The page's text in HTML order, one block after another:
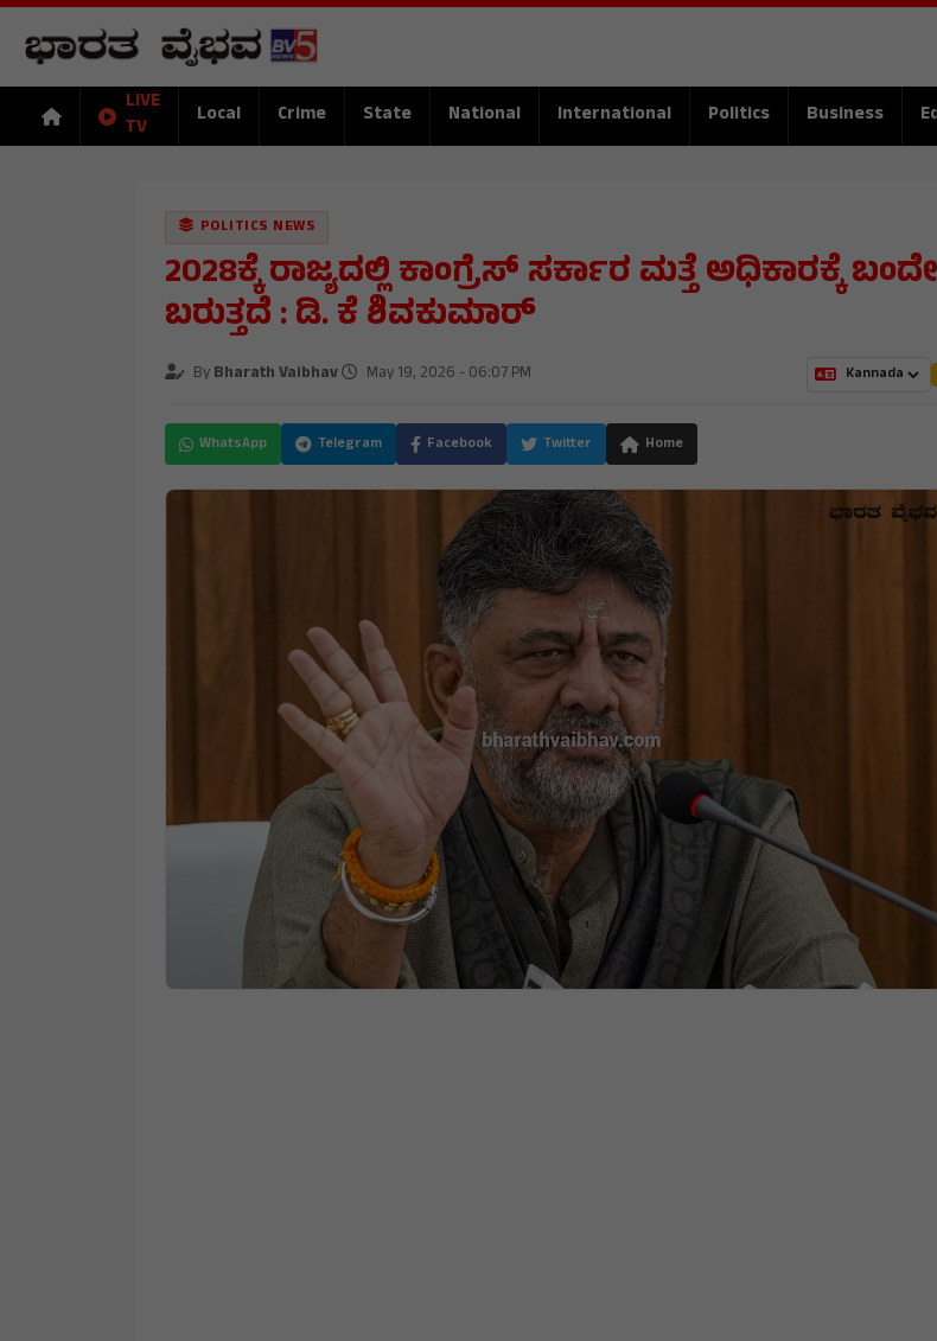
LIVE
TV
Local Crime State National International Politics Business
POLITICS NEWS
2028ಕ್ಕೆ ರಾಜ್ಯದಲ್ಲಿ ಕಾಂಗ್ರೆಸ್ ಸರ್ಕಾರ ಮತ್ತೆ ಅಧಿಕಾರಕ್ಕೆ ಬಂದೇ
ಬರುತ್ತದೆ : ಡಿ. ಕೆ ಶಿವಕುಮಾರ್
ByBharath Vaibhav May 19, 2026 - 06:07 PM
WhatsApp Telegram Facebook Twitter Home